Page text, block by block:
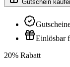
Gutschein
Einlösbar
20% Rabatt